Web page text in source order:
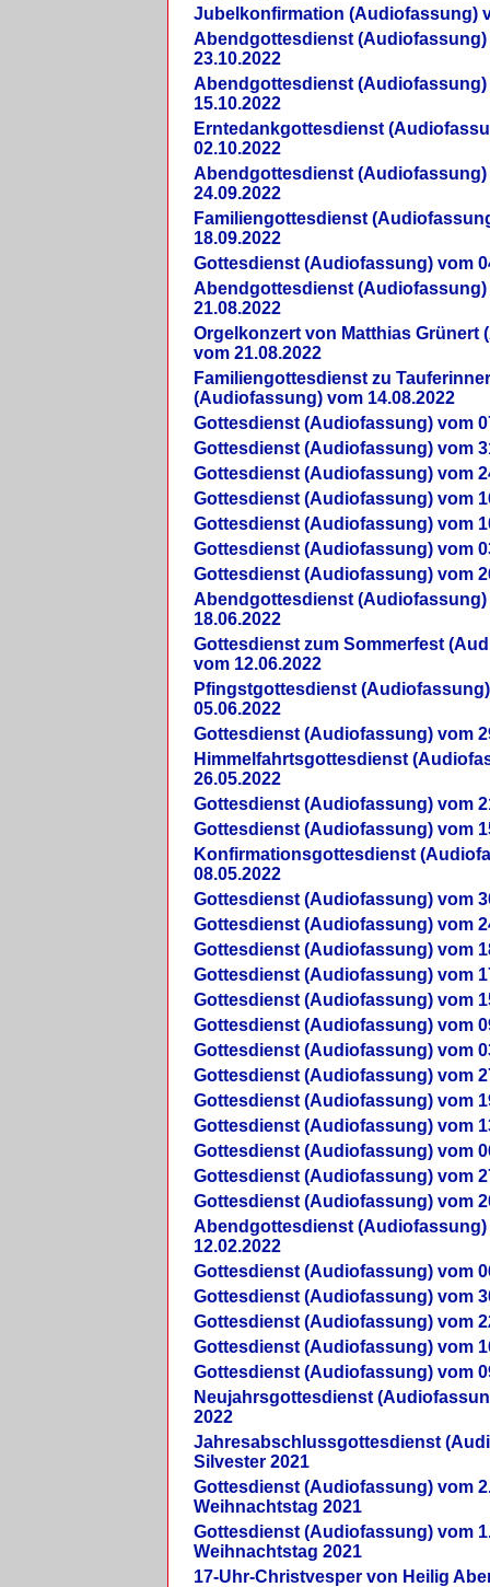
Jubelkonfirmation (Audiofassung)
Abendgottesdienst (Audiofassung)
23.10.2022
Abendgottesdienst (Audiofassung)
15.10.2022
Erntedankgottesdienst
02.10.2022
Abendgottesdienst (Audiofassung)
24.09.2022
Familiengottesdienst
18.09.2022
Gottesdienst (Audiofassung) vom
Abendgottesdienst (Audiofassung)
21.08.2022
Orgelkonzert von Matthias Grünert
vom 21.08.2022
Familiengottesdienst zu
(Audiofassung) vom 14.08.2022
Gottesdienst (Audiofassung) vom
Gottesdienst (Audiofassung) vom
Gottesdienst (Audiofassung) vom
Gottesdienst (Audiofassung) vom
Gottesdienst (Audiofassung) vom
Gottesdienst (Audiofassung) vom
Gottesdienst (Audiofassung) vom
Abendgottesdienst (Audiofassung)
18.06.2022
Gottesdienst zum Sommerfest
vom 12.06.2022
Pfingstgottesdienst
05.06.2022
Gottesdienst (Audiofassung) vom
Himmelfahrtsgottesdienst
26.05.2022
Gottesdienst (Audiofassung) vom
Gottesdienst (Audiofassung) vom
Konfirmationsgottesdienst
08.05.2022
Gottesdienst (Audiofassung) vom
Gottesdienst (Audiofassung) vom
Gottesdienst (Audiofassung) vom
Gottesdienst (Audiofassung) vom
Gottesdienst (Audiofassung) vom
Gottesdienst (Audiofassung) vom
Gottesdienst (Audiofassung) vom
Gottesdienst (Audiofassung) vom
Gottesdienst (Audiofassung) vom
Gottesdienst (Audiofassung) vom
Gottesdienst (Audiofassung) vom
Gottesdienst (Audiofassung) vom
Gottesdienst (Audiofassung) vom
Abendgottesdienst (Audiofassung)
12.02.2022
Gottesdienst (Audiofassung) vom
Gottesdienst (Audiofassung) vom
Gottesdienst (Audiofassung) vom
Gottesdienst (Audiofassung) vom
Gottesdienst (Audiofassung) vom
Neujahrsgottesdienst
2022
Jahresabschlussgottesdienst
Silvester 2021
Gottesdienst (Audiofassung) vom
Weihnachtstag 2021
Gottesdienst (Audiofassung) vom
Weihnachtstag 2021
17-Uhr-Christvesper von Heilig